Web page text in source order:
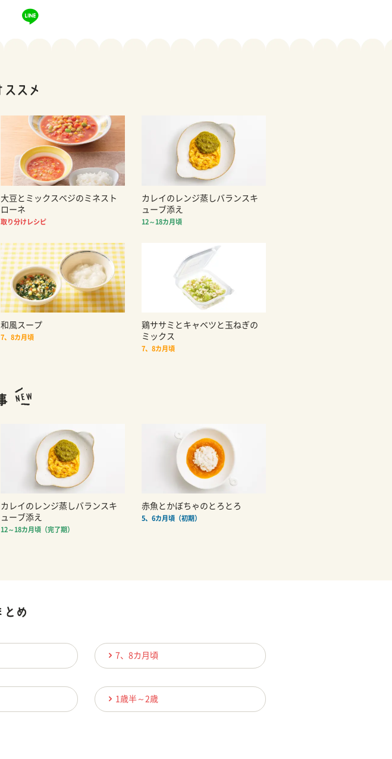
大豆とミックスベジのミネスト
ローネ
取り分けレシピ
カレイのレンジ蒸しバランスキ
ューブ添え
12～18カ月頃
和風スープ
7、8カ月頃
鶏ササミとキャベツと玉ねぎの
ミックス
7、8カ月頃
カレイのレンジ蒸しバランスキ
ューブ添え
12～18カ月頃（完了期）
赤魚とかぼちゃのとろとろ
5、6カ月頃（初期）
7、8カ月頃
1歳半～2歳